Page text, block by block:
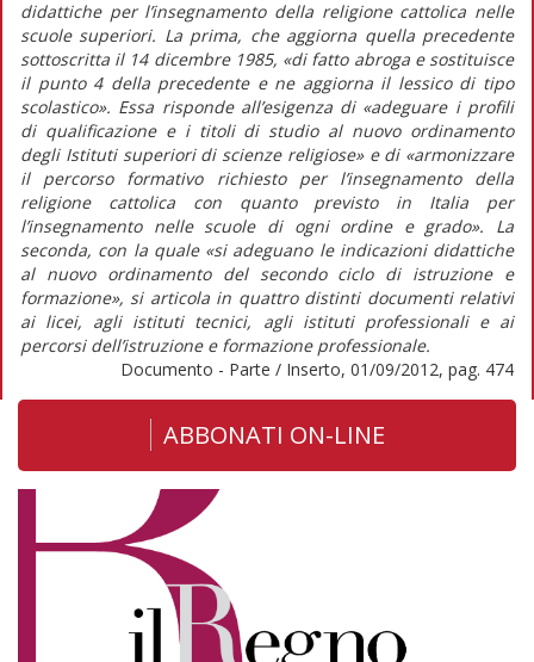
didattiche per l’insegnamento della religione cattolica nelle
scuole superiori. La prima, che aggiorna quella precedente
sottoscritta il 14 dicembre 1985, «di fatto abroga e sostituisce
il punto 4 della precedente e ne aggiorna il lessico di tipo
scolastico». Essa risponde all’esigenza di «adeguare i profili
di qualificazione e i titoli di studio al nuovo ordinamento
degli Istituti superiori di scienze religiose» e di «armonizzare
il percorso formativo richiesto per l’insegnamento della
religione cattolica con quanto previsto in Italia per
l’insegnamento nelle scuole di ogni ordine e grado». La
seconda, con la quale «si adeguano le indicazioni didattiche
al nuovo ordinamento del secondo ciclo di istruzione e
formazione», si articola in quattro distinti documenti relativi
ai licei, agli istituti tecnici, agli istituti professionali e ai
percorsi dell’istruzione e formazione professionale.
Documento - Parte / Inserto, 01/09/2012, pag. 474
ABBONATI ON-LINE